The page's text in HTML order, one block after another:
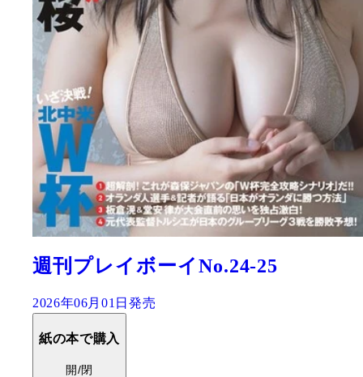
週刊プレイボーイNo.24-25
2026年06月01日発売
紙の本で購入
開/閉